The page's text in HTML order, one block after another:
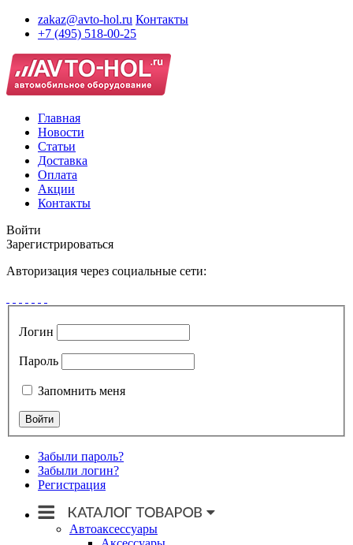
zakaz@avto-hol.ru Контакты
+7 (495) 518-00-25
Главная
Новости
Статьи
Доставка
Оплата
Акции
Контакты
Войти
Зарегистрироваться
Авторизация через социальные сети:
Логин
Пароль
Запомнить меня
Забыли пароль?
Забыли логин?
Регистрация
Автоаксессуары